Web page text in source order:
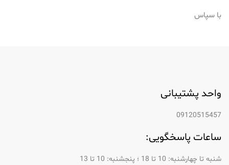
با سپاس
واحد پشتیبانی
09120515457
ساعات پاسخگویی:
شنبه تا چهارشنبه: 10 تا 18 ؛ پنجشنبه: 10 تا 13